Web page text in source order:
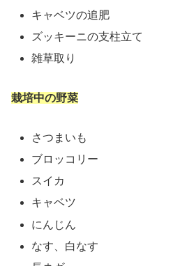
キャベツの追肥
ズッキーニの支柱立て
雑草取り
栽培中の野菜
さつまいも
ブロッコリー
スイカ
キャベツ
にんじん
なす、白なす